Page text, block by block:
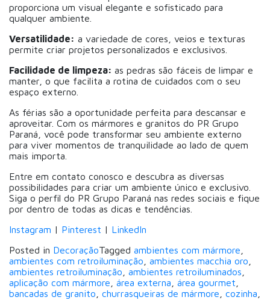
proporciona um visual elegante e sofisticado para
qualquer ambiente.
Versatilidade: a variedade de cores, veios e texturas
permite criar projetos personalizados e exclusivos.
Facilidade de limpeza: as pedras são fáceis de limpar e
manter, o que facilita a rotina de cuidados com o seu
espaço externo.
As férias são a oportunidade perfeita para descansar e
aproveitar. Com os mármores e granitos do PR Grupo
Paraná, você pode transformar seu ambiente externo
para viver momentos de tranquilidade ao lado de quem
mais importa.
Entre em contato conosco e descubra as diversas
possibilidades para criar um ambiente único e exclusivo.
Siga o perfil do PR Grupo Paraná nas redes sociais e fique
por dentro de todas as dicas e tendências.
Instagram | Pinterest | LinkedIn
Posted in DecoraçãoTagged ambientes com mármore
ambientes com retroiluminação
ambientes macchia oro
ambientes retroiluminação
ambientes retroiluminados
aplicação com mármore
área externa área gourmet
bancadas de granito
churrasqueiras de mármore cozinha